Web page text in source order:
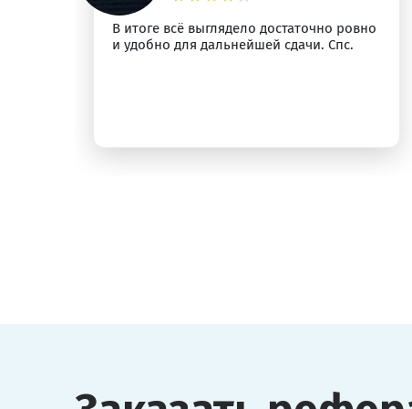
В итоге всё выглядело достаточно ровно
и удобно для дальнейшей сдачи. Спс.